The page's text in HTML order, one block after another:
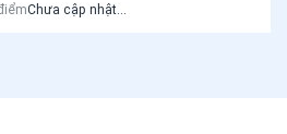
Chưa cập nhật...